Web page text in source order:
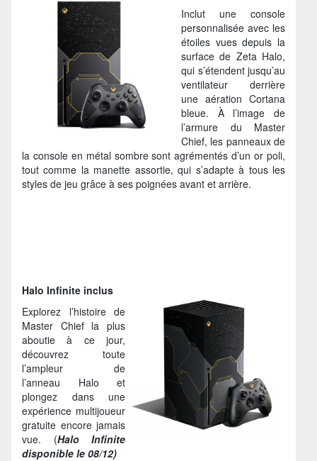
Inclut une console
personnalisée avec les
étoiles vues depuis la
surface de Zeta Halo,
qui s’étendent jusqu’au
ventilateur derrière
une aération Cortana
bleue. À l’image de
l’armure du Master
Chief, les panneaux de
la console en métal sombre sont agrémentés d’un or poli,
tout comme la manette assortie, qui s’adapte à tous les
styles de jeu grâce à ses poignées avant et arrière.
Halo Infinite inclus
Explorez l’histoire de
Master Chief la plus
aboutie à ce jour,
découvrez toute
l’ampleur de
l’anneau Halo et
plongez dans une
expérience multijoueur
gratuite encore jamais
vue. (Halo Infinite
disponible le 08/12)